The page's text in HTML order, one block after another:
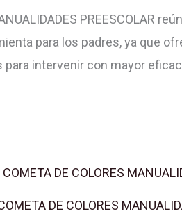
PREESCOLAR
para los padres, ya que
intervenir con mayor
DE COLORES